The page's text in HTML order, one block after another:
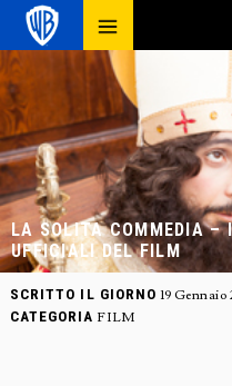
LA SOLITA COMMEDIA –
UFFICIALI DEL FILM
SCRITTO IL GIORNO 19 Gennaio
CATEGORIA FILM